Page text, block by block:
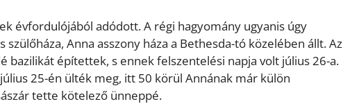
évfordulójából adódott. A régi hagyomány ugyanis úgy
Anna asszony háza a Bethesda-tó közelében állt. Az
bazilikát építettek, s ennek felszentelési napja volt július 26-a.
25-én ülték meg, itt 50 körül Annának már külön
tette kötelező ünneppé.